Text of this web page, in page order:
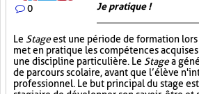
0 Je pratique !
Le Stageest une période de formation lors
met en pratique les compétences
une discipline particulière. Le Stagea
de parcours scolaire, avant que l’élève
professionnel. Le but principal du stage